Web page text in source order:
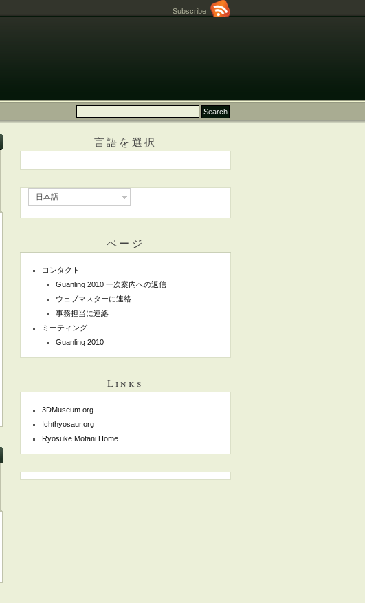
Subscribe
言語を選択
日本語
ページ
コンタクト
Guanling 2010 一次案内への返信
ウェブマスターに連絡
事務担当に連絡
ミーティング
Guanling 2010
Links
3DMuseum.org
Ichthyosaur.org
Ryosuke Motani Home